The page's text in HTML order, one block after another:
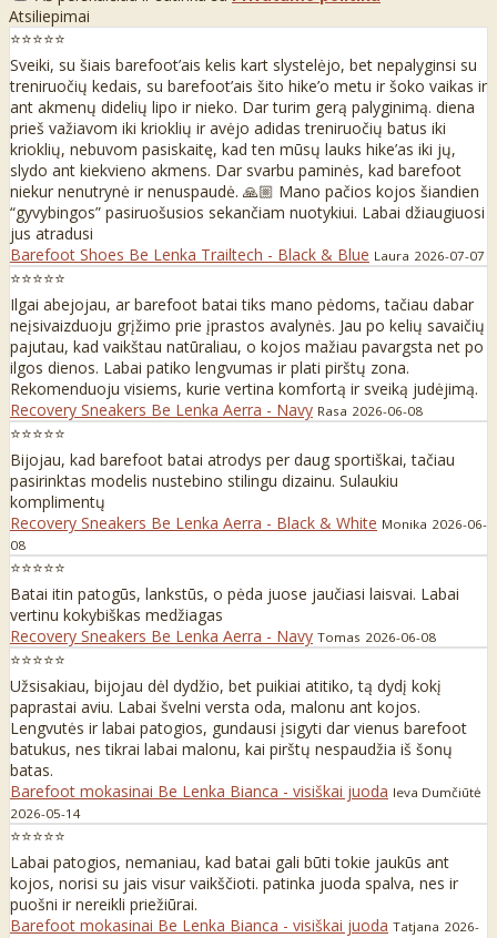
Atsiliepimai
⭐⭐⭐⭐⭐
Sveiki, su šiais barefoot’ais kelis kart slystelėjo, bet nepalyginsi su
treniruočių kedais, su barefoot’ais šito hike’o metu ir šoko vaikas ir
ant akmenų didelių lipo ir nieko. Dar turim gerą palyginimą. diena
prieš važiavom iki krioklių ir avėjo adidas treniruočių batus iki
krioklių, nebuvom pasiskaitę, kad ten mūsų lauks hike’as iki jų,
slydo ant kiekvieno akmens. Dar svarbu paminės, kad barefoot
niekur nenutrynė ir nenuspaudė. 🙏🏼 Mano pačios kojos šiandien
“gyvybingos” pasiruošusios sekančiam nuotykiui. Labai džiaugiuosi
jus atradusi
Barefoot Shoes Be Lenka Trailtech - Black & Blue Laura 2026-07-07
⭐⭐⭐⭐⭐
Ilgai abejojau, ar barefoot batai tiks mano pėdoms, tačiau dabar
neįsivaizduoju grįžimo prie įprastos avalynės. Jau po kelių savaičių
pajutau, kad vaikštau natūraliau, o kojos mažiau pavargsta net po
ilgos dienos. Labai patiko lengvumas ir plati pirštų zona.
Rekomenduoju visiems, kurie vertina komfortą ir sveiką judėjimą.
Recovery Sneakers Be Lenka Aerra - Navy Rasa 2026-06-08
⭐⭐⭐⭐⭐
Bijojau, kad barefoot batai atrodys per daug sportiškai, tačiau
pasirinktas modelis nustebino stilingu dizainu. Sulaukiu
komplimentų
Recovery Sneakers Be Lenka Aerra - Black & White Monika 2026-06-
08
⭐⭐⭐⭐⭐
Batai itin patogūs, lankstūs, o pėda juose jaučiasi laisvai. Labai
vertinu kokybiškas medžiagas
Recovery Sneakers Be Lenka Aerra - Navy Tomas 2026-06-08
⭐⭐⭐⭐⭐
Užsisakiau, bijojau dėl dydžio, bet puikiai atitiko, tą dydį kokį
paprastai aviu. Labai švelni versta oda, malonu ant kojos.
Lengvutės ir labai patogios, gundausi įsigyti dar vienus barefoot
batukus, nes tikrai labai malonu, kai pirštų nespaudžia iš šonų
batas.
Barefoot mokasinai Be Lenka Bianca - visiškai juoda Ieva Dumčiūtė
2026-05-14
⭐⭐⭐⭐⭐
Labai patogios, nemaniau, kad batai gali būti tokie jaukūs ant
kojos, norisi su jais visur vaikščioti. patinka juoda spalva, nes ir
puošni ir nereikli priežiūrai.
Barefoot mokasinai Be Lenka Bianca - visiškai juoda Tatjana 2026-